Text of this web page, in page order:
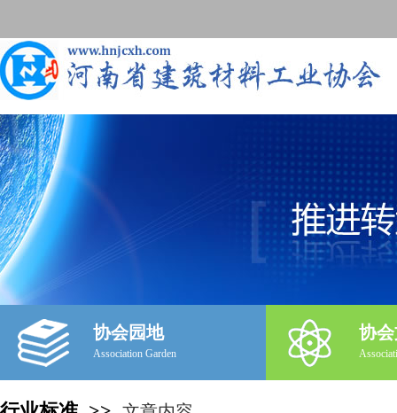
协会园地
Association Garden
协